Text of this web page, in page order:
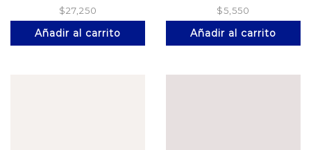
$27,250
Añadir al carrito
$5,550
Añadir al carrito